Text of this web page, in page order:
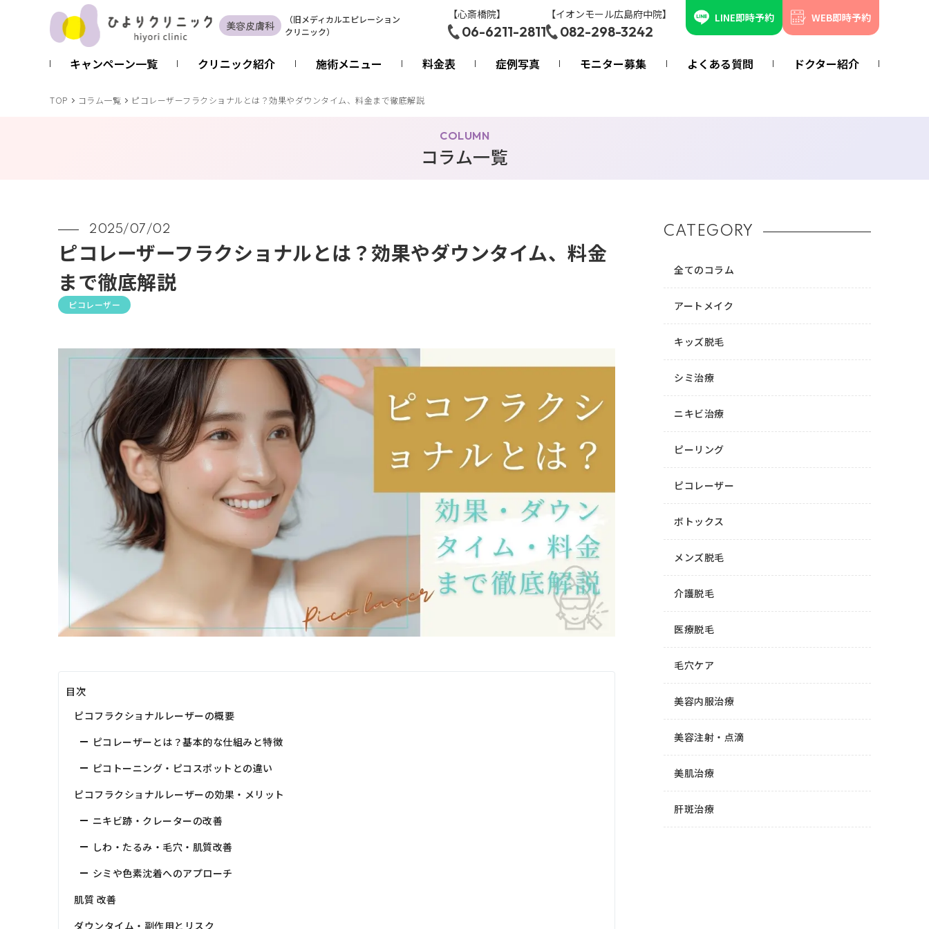
美容皮膚科 （旧メディカルエピレーション
クリニック）
【心斎橋院】
06-6211-2811
【イオンモール広島府中院】
082-298-3242
LINE即時予約 WEB即時予約
キャンペーン一覧 クリニック紹介 施術メニュー 料金表 症例写真 モニター募集 よくある質問 ドクター紹介
TOP コラム一覧 ピコレーザーフラクショナルとは？効果やダウンタイム、料金まで徹底解説
COLUMN
コラム一覧
2025/07/02
ピコレーザーフラクショナルとは？効果やダウンタイム、料金
まで徹底解説
ピコレーザー
目次
ピコフラクショナルレーザーの概要
ピコレーザーとは？基本的な仕組みと特徴
ピコトーニング・ピコスポットとの違い
ピコフラクショナルレーザーの効果・メリット
ニキビ跡・クレーターの改善
しわ・たるみ・毛穴・肌質改善
シミや色素沈着へのアプローチ
肌質 改善
ダウンタイム・副作用とリスク
CATEGORY
全てのコラム
アートメイク
キッズ脱毛
シミ治療
ニキビ治療
ピーリング
ピコレーザー
ボトックス
メンズ脱毛
介護脱毛
医療脱毛
毛穴ケア
美容内服治療
美容注射・点滴
美肌治療
肝斑治療